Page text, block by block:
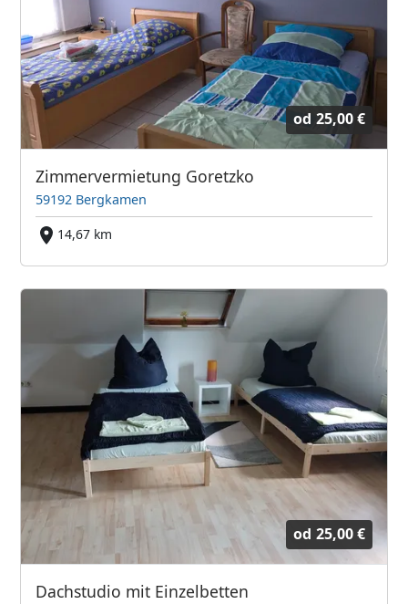
od 25,00 €
Zimmervermietung Goretzko
59192 Bergkamen
14,67 km
od 25,00 €
Dachstudio mit Einzelbetten